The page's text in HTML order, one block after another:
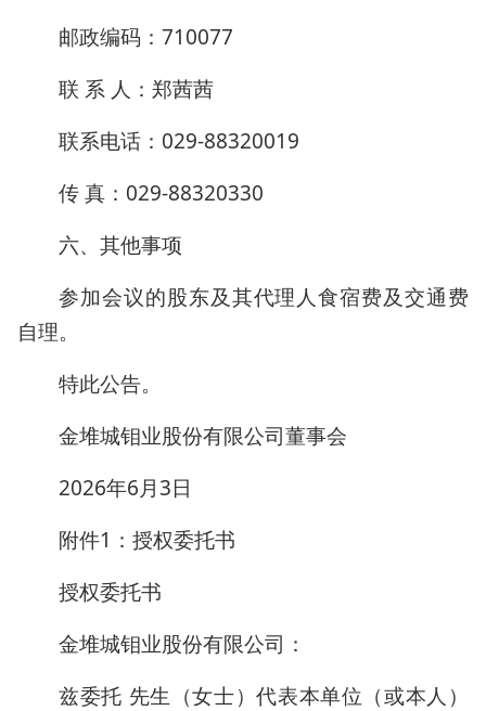
邮政编码：710077
联 系 人：郑茜茜
联系电话：029-88320019
传 真：029-88320330
六、其他事项
参加会议的股东及其代理人食宿费及交通费
自理。
特此公告。
金堆城钼业股份有限公司董事会
2026年6月3日
附件1：授权委托书
授权委托书
金堆城钼业股份有限公司：
兹委托 先生（女士）代表本单位（或本人）